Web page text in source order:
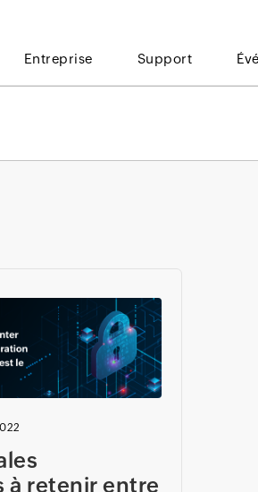
Entreprise Support
retenir entre